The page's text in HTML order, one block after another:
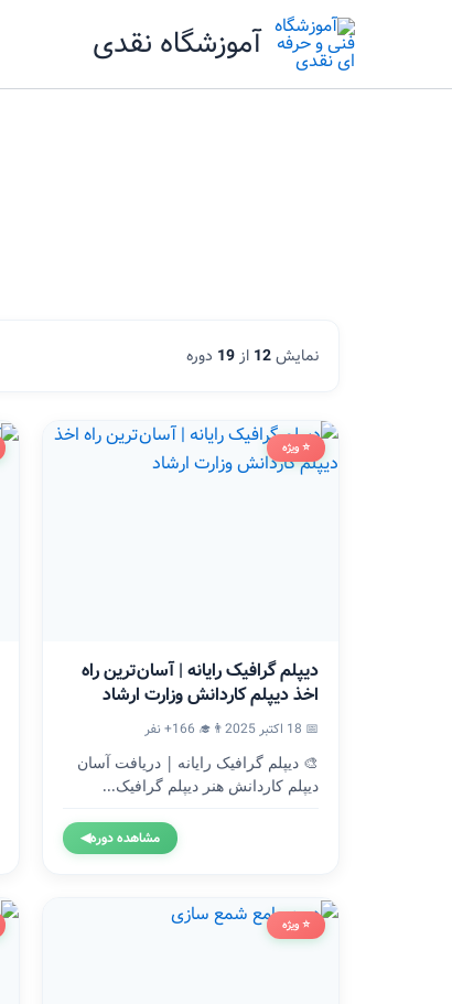
آموزشگاه نقدی
نمایش12 از 19 دوره
⭐ ویژه
دیپلم گرافیک رایانه | آسان‌ترین راه
اخذ دیپلم کاردانش وزارت ارشاد
📅 18 اکتبر 2025
👨‍🎓 166+ نفر
🎨 دیپلم گرافیک رایانه | دریافت آسان
دیپلم کاردانش هنر دیپلم گرافیک...
مشاهده دوره◀
⭐ ویژه